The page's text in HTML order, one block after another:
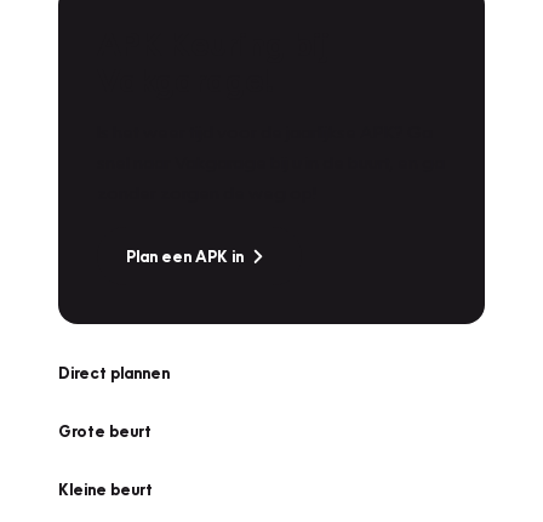
Plan een APK in
Direct plannen
Grote beurt
Kleine beurt